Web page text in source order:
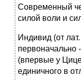
Современный
силой воли и
Индивид (от
первоначально
(впервые у
единичного в